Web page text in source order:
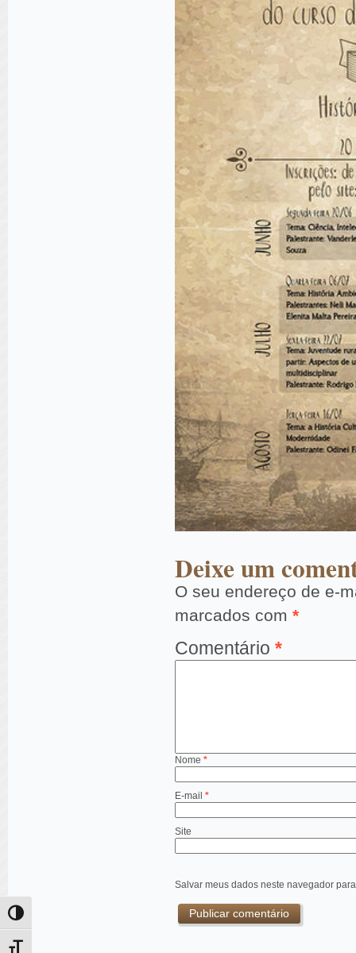
Alternar alto contraste
Alternar tamanho da fonte
Deixe um
O seu endereço de e-
marcados com *
Comentário *
Nome *
E-mail *
Site
Salvar meus dados neste navegador